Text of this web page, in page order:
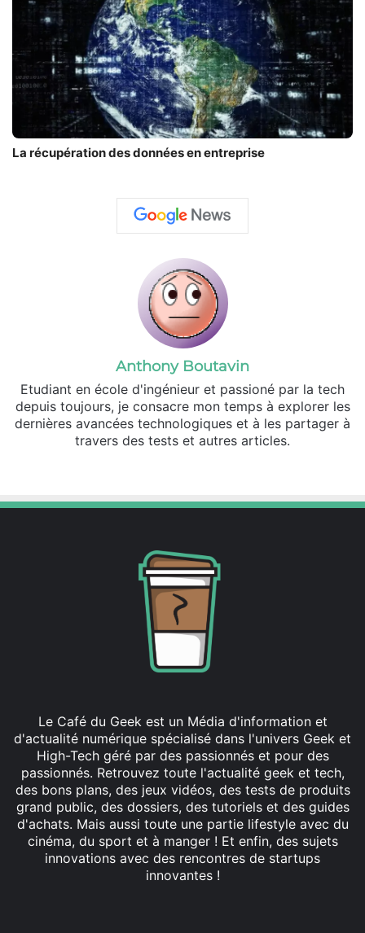
La récupération des données en entreprise
Anthony Boutavin
Etudiant en école d'ingénieur et passioné par la tech
depuis toujours, je consacre mon temps à explorer les
dernières avancées technologiques et à les partager à
travers des tests et autres articles.
Le Café du Geek est un Média d'information et
d'actualité numérique spécialisé dans l'univers Geek et
High-Tech géré par des passionnés et pour des
passionnés. Retrouvez toute l'actualité geek et tech,
des bons plans, des jeux vidéos, des tests de produits
grand public, des dossiers, des tutoriels et des guides
d'achats. Mais aussi toute une partie lifestyle avec du
cinéma, du sport et à manger ! Et enfin, des sujets
innovations avec des rencontres de startups
innovantes !